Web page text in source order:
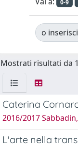
0-9
o
Mostrati risultati da
Caterina
2016/2017
L'arte nella